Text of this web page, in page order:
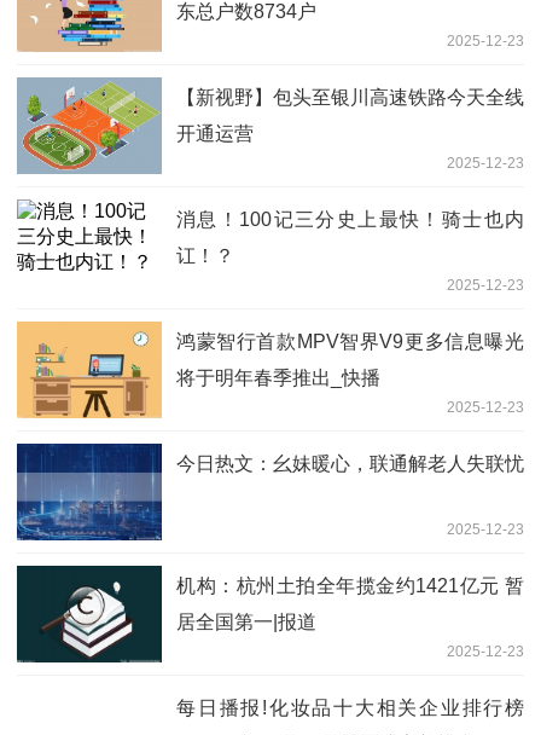
东总户数8734户
2025-12-23
【新视野】包头至银川高速铁路今天全线
开通运营
2025-12-23
消息！100记三分史上最快！骑士也内
讧！？
2025-12-23
鸿蒙智行首款MPV智界V9更多信息曝光
将于明年春季推出_快播
2025-12-23
今日热文：幺妹暖心，联通解老人失联忧
2025-12-23
机构：杭州土拍全年揽金约1421亿元 暂
居全国第一|报道
2025-12-23
每日播报!化妆品十大相关企业排行榜